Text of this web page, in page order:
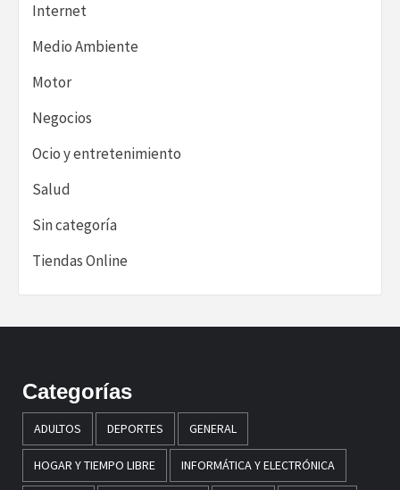
Internet
Medio Ambiente
Motor
Negocios
Ocio y entretenimiento
Salud
Sin categoría
Tiendas Online
Categorías
ADULTOS DEPORTES GENERAL
HOGAR Y TIEMPO LIBRE INFORMÁTICA Y ELECTRÓNICA